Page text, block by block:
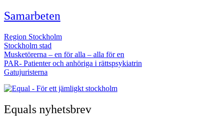
Samarbeten
Region Stockholm
Stockholm stad
Musketörerna – en för alla – alla för en
PAR- Patienter och anhöriga i rättspsykiatrin
Gatujuristerna
Equals nyhetsbrev